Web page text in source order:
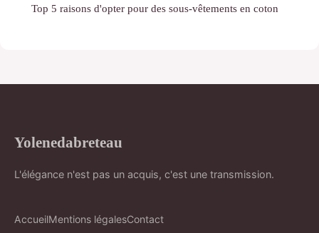
Top 5 raisons d'opter pour des sous-vêtements en coton
Yolenedabreteau
L'élégance n'est pas un acquis, c'est une transmission.
AccueilMentions légalesContact